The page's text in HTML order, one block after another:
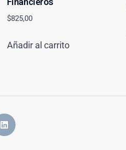
$825,00
Añadir al carrito